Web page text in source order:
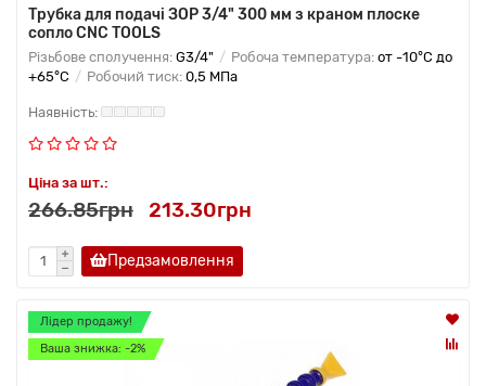
Трубка для подачі ЗОР 3/4" 300 мм з краном плоске
сопло CNC TOOLS
Різьбове сполучення: G3/4" Робоча температура: от -10°C до
+65°C
Робочий тиск: 0,5 МПа
Ціна за шт.:
266.85грн 213.30грн
Предзамовлення
Лідер продажу!
Ваша знижка: -2%